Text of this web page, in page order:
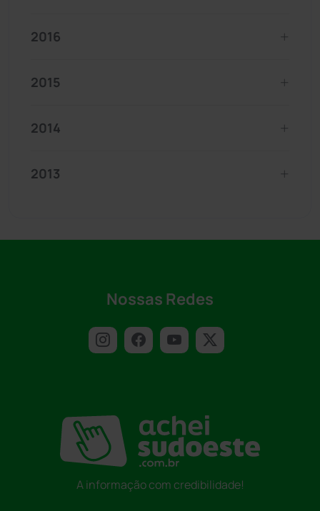
2016
2015
2014
2013
Nossas Redes
A informação com credibilidade!